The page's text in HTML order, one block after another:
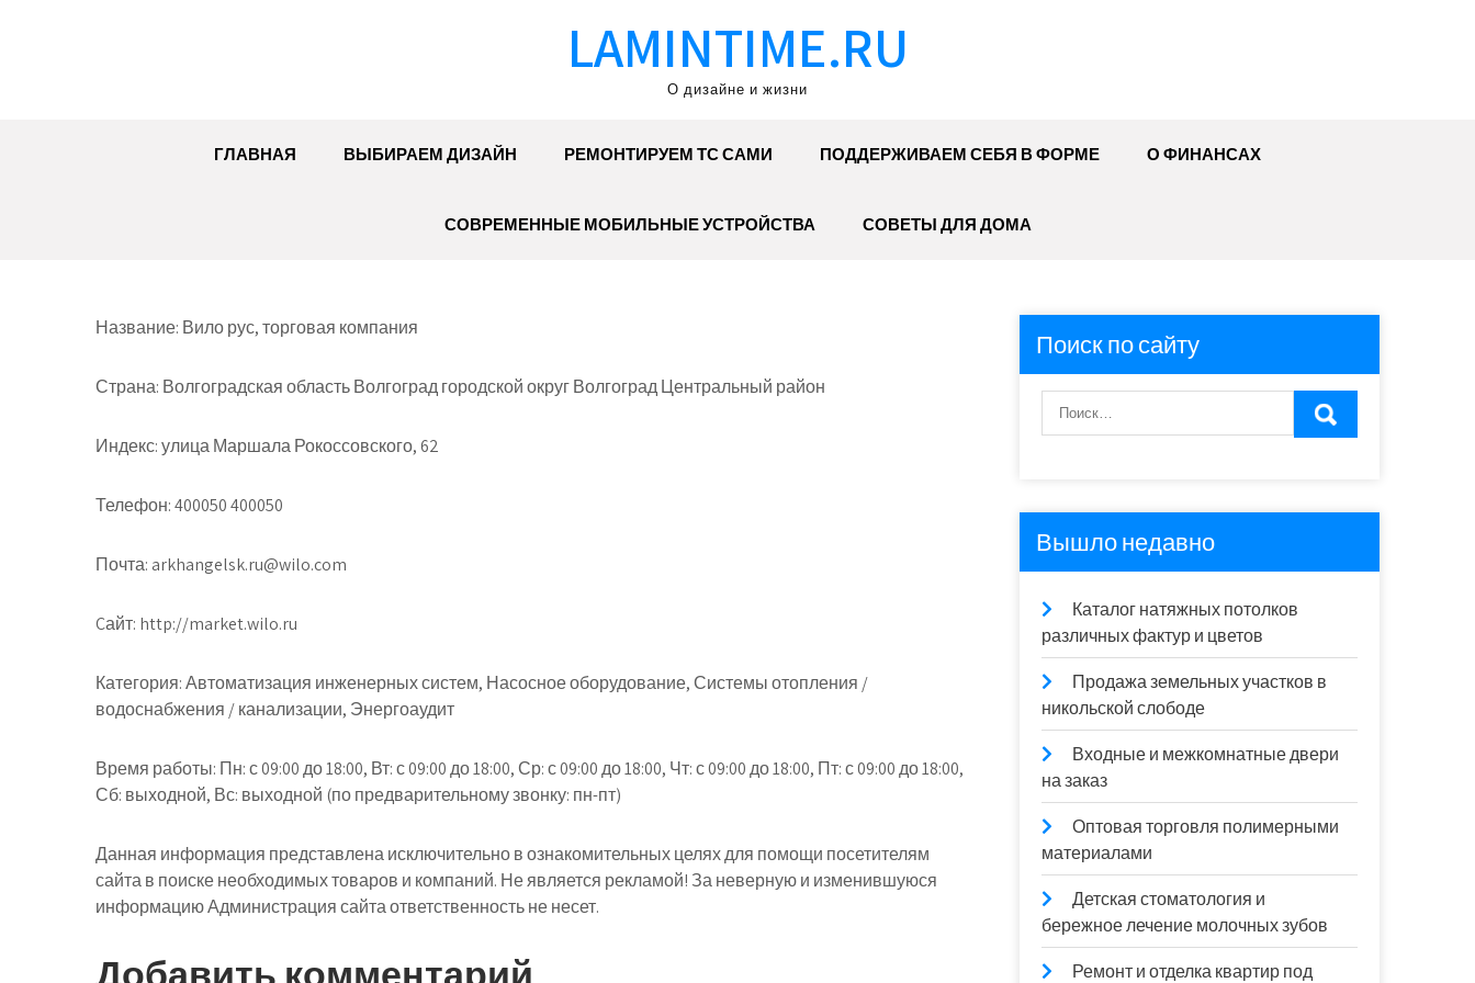
LAMINTIME.RU
О дизайне и жизни
ГЛАВНАЯ ВЫБИРАЕМ ДИЗАЙН РЕМОНТИРУЕМ ТС САМИ ПОДДЕРЖИВАЕМ СЕБЯ В ФОРМЕ О ФИНАНСАХ
СОВРЕМЕННЫЕ МОБИЛЬНЫЕ УСТРОЙСТВА СОВЕТЫ ДЛЯ ДОМА
Название: Вило рус, торговая компания
Страна: Волгоградская область Волгоград городской округ Волгоград Центральный район
Индекс: улица Маршала Рокоссовского, 62
Телефон: 400050 400050
Почта: arkhangelsk.ru@wilo.com
Cайт: http://market.wilo.ru
Категория: Автоматизация инженерных систем, Насосное оборудование, Системы отопления /
водоснабжения / канализации, Энергоаудит
Время работы: Пн: с 09:00 до 18:00, Вт: с 09:00 до 18:00, Ср: с 09:00 до 18:00, Чт: с 09:00 до 18:00, Пт: с 09:00 до 18:00,
Сб: выходной, Вс: выходной (по предварительному звонку: пн-пт)
Данная информация представлена исключительно в ознакомительных целях для помощи посетителям
сайта в поиске необходимых товаров и компаний. Не является рекламой! За неверную и изменившуюся
информацию Администрация сайта ответственность не несет.
Поиск по сайту
Вышло недавно
Каталог натяжных потолков
различных фактур и цветов
Продажа земельных участков в
никольской слободе
Входные и межкомнатные двери
на заказ
Оптовая торговля полимерными
материалами
Детская стоматология и
бережное лечение молочных зубов
Ремонт и отделка квартир под